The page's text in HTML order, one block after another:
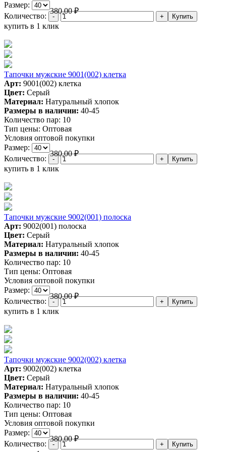
Размер:
380,00₽
Количество:
купить в 1 клик
Тапочки мужские 9001(002) клетка
Арт: 9001(002) клетка
Цвет: Серый
Материал: Натуральный хлопок
Размеры в наличии: 40-45
Количество пар: 10
Тип цены: Оптовая
Условия оптовой покупки
Размер:
380,00₽
Количество:
купить в 1 клик
Тапочки мужские 9002(001) полоска
Арт: 9002(001) полоска
Цвет: Серый
Материал: Натуральный хлопок
Размеры в наличии: 40-45
Количество пар: 10
Тип цены: Оптовая
Условия оптовой покупки
Размер:
380,00₽
Количество:
купить в 1 клик
Тапочки мужские 9002(002) клетка
Арт: 9002(002) клетка
Цвет: Серый
Материал: Натуральный хлопок
Размеры в наличии: 40-45
Количество пар: 10
Тип цены: Оптовая
Условия оптовой покупки
Размер:
380,00₽
Количество: